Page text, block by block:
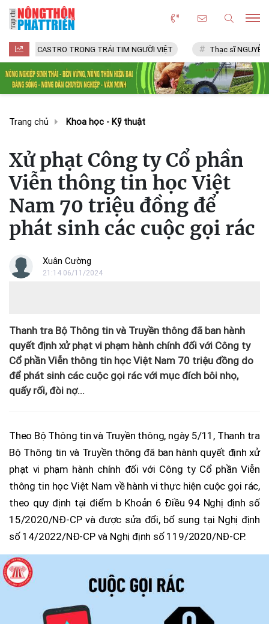
CASTRO TRONG TRÁI TIM NGƯỜI VIỆT Thạc sĩ NGUYỄN VĂN CHÍ
Trang chủ Khoa học - Kỹ thuật
Xử phạt Công ty Cổ phần
Viễn thông tin học Việt
Nam 70 triệu đồng để
phát sinh các cuộc gọi rác
Xuân Cường
21:14 06/11/2024
Thanh tra Bộ Thông tin và Truyền thông đã ban hành
quyết định xử phạt vi phạm hành chính đối với Công ty
Cổ phần Viễn thông tin học Việt Nam 70 triệu đồng do
để phát sinh các cuộc gọi rác với mục đích bôi nhọ,
quấy rối, đòi nợ...
Theo Bộ Thông tin và Truyền thông, ngày 5/11, Thanh tra
Bộ Thông tin và Truyền thông đã ban hành quyết định xử
phạt vi phạm hành chính đối với Công ty Cổ phần Viễn
thông tin học Việt Nam về hành vi thực hiện cuộc gọi rác,
theo quy định tại điểm b Khoản 6 Điều 94 Nghị định số
15/2020/NĐ-CP và được sửa đổi, bổ sung tại Nghị định
số 14/2022/NĐ-CP và Nghị định số 119/2020/NĐ-CP.